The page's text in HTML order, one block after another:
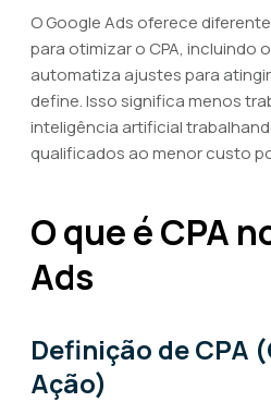
O Google Ads oferece
para otimizar o CPA, incluindo
automatiza ajustes para
define. Isso significa menos
inteligência artificial
qualificados ao menor custo
O que é CPA
Ads
Definição de CPA
Ação)